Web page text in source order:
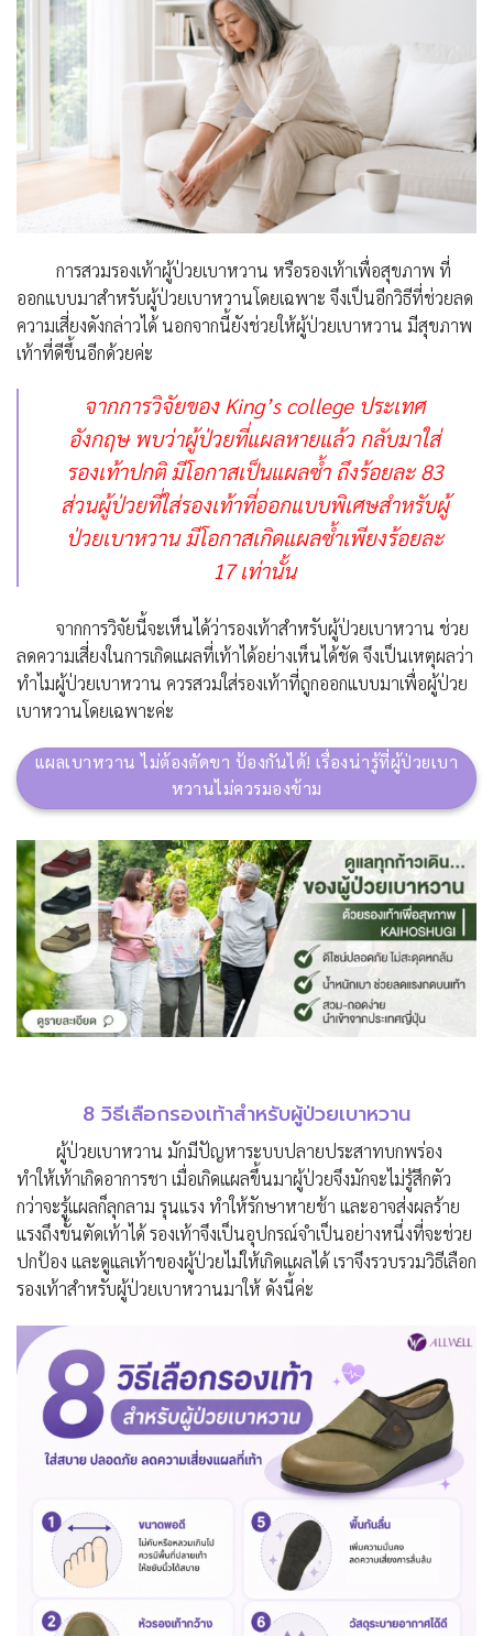
การสวมรองเท้าผู้ป่วยเบาหวาน หรือรองเท้าเพื่อสุขภาพ ที่
ออกแบบมาสำหรับผู้ป่วยเบาหวานโดยเฉพาะ จึงเป็นอีกวิธีที่ช่วยลด
ความเสี่ยงดังกล่าวได้ นอกจากนี้ยังช่วยให้ผู้ป่วยเบาหวาน มีสุขภาพ
เท้าที่ดีขึ้นอีกด้วยค่ะ
จากการวิจัยของ King’s college ประเทศ
อังกฤษ พบว่าผู้ป่วยที่แผลหายแล้ว กลับมาใส่
รองเท้าปกติ มีโอกาสเป็นแผลซ้ำ ถึงร้อยละ 83
ส่วนผู้ป่วยที่ใส่รองเท้าที่ออกแบบพิเศษสำหรับผู้
ป่วยเบาหวาน มีโอกาสเกิดแผลซ้ำเพียงร้อยละ
17 เท่านั้น
จากการวิจัยนี้จะเห็นได้ว่ารองเท้าสำหรับผู้ป่วยเบาหวาน ช่วย
ลดความเสี่ยงในการเกิดแผลที่เท้าได้อย่างเห็นได้ชัด จึงเป็นเหตุผลว่า
ทำไมผู้ป่วยเบาหวาน ควรสวมใส่รองเท้าที่ถูกออกแบบมาเพื่อผู้ป่วย
เบาหวานโดยเฉพาะค่ะ
แผลเบาหวาน ไม่ต้องตัดขา ป้องกันได้! เรื่องน่ารู้ที่ผู้ป่วยเบา
หวานไม่ควรมองข้าม
8 วิธีเลือกรองเท้าสำหรับผู้ป่วยเบาหวาน
ผู้ป่วยเบาหวาน มักมีปัญหาระบบปลายประสาทบกพร่อง
ทำให้เท้าเกิดอาการชา เมื่อเกิดแผลขึ้นมาผู้ป่วยจึงมักจะไม่รู้สึกตัว
กว่าจะรู้แผลก็ลุกลาม รุนแรง ทำให้รักษาหายช้า และอาจส่งผลร้าย
แรงถึงขั้นตัดเท้าได้ รองเท้าจึงเป็นอุปกรณ์จำเป็นอย่างหนึ่งที่จะช่วย
ปกป้อง และดูแลเท้าของผู้ป่วยไม่ให้เกิดแผลได้ เราจึงรวบรวมวิธีเลือก
รองเท้าสำหรับผู้ป่วยเบาหวานมาให้ ดังนี้ค่ะ